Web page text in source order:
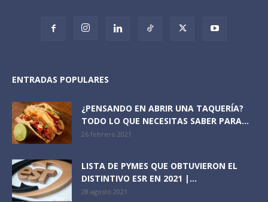
ENTRADAS POPULARES
¿PENSANDO EN ABRIR UNA TAQUERÍA?
TODO LO QUE NECESITAS SABER PARA...
26 febrero 2021
LISTA DE PYMES QUE OBTUVIERON EL
DISTINTIVO ESR EN 2021 |...
28 agosto 2021